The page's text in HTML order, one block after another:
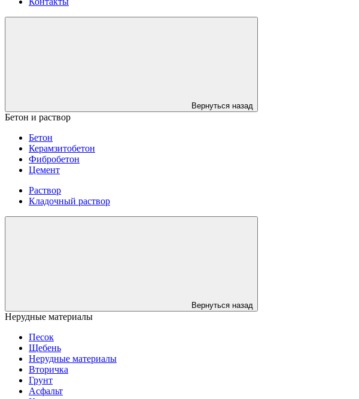
Вернуться назад
Бетон и раствор
Бетон
Керамзитобетон
Фибробетон
Цемент
Раствор
Кладочный раствор
Вернуться назад
Нерудные материалы
Песок
Щебень
Нерудные материалы
Вторичка
Грунт
Асфальт